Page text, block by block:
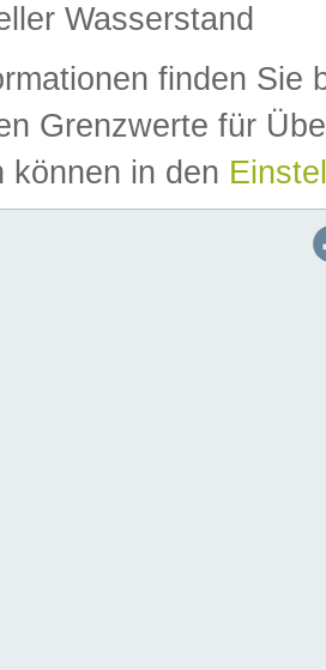
Wasserstand
finden Sie
Grenzwerte für
können in den